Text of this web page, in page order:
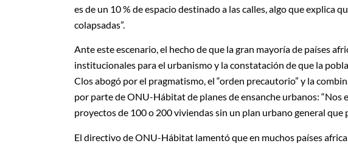
es de un 10 % de espacio destinado a las calles, algo que explica
colapsadas”.
Ante este escenario, el hecho de que la gran mayoría de países
institucionales para el urbanismo y la constatación de que la
Clos abogó por el pragmatismo, el “orden precautorio” y la
por parte de ONU-Hábitat de planes de ensanche urbanos:
proyectos de 100 o 200 viviendas sin un plan urbano general que
El directivo de ONU-Hábitat lamentó que en muchos países